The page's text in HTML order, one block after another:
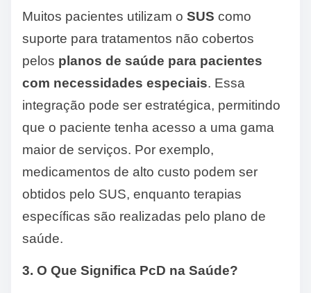
Muitos pacientes utilizam o SUS como
suporte para tratamentos não cobertos
pelos planos de saúde para pacientes
com necessidades especiais. Essa
integração pode ser estratégica, permitindo
que o paciente tenha acesso a uma gama
maior de serviços. Por exemplo,
medicamentos de alto custo podem ser
obtidos pelo SUS, enquanto terapias
específicas são realizadas pelo plano de
saúde.
3. O Que Significa PcD na Saúde?